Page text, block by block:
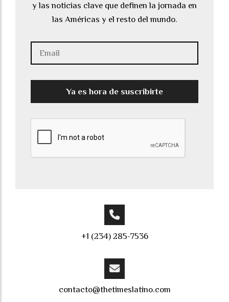
y las noticias clave que definen la jornada en
las Américas y el resto del mundo.
Ya es hora de suscribirte
+1 (234) 285-7536
contacto@thetimeslatino.com